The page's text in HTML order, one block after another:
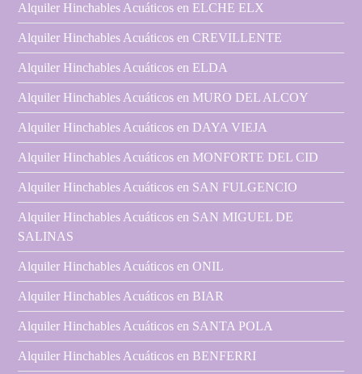
Alquiler Hinchables Acuáticos en ELCHE ELX
Alquiler Hinchables Acuáticos en CREVILLENTE
Alquiler Hinchables Acuáticos en ELDA
Alquiler Hinchables Acuáticos en MURO DEL ALCOY
Alquiler Hinchables Acuáticos en DAYA VIEJA
Alquiler Hinchables Acuáticos en MONFORTE DEL CID
Alquiler Hinchables Acuáticos en SAN FULGENCIO
Alquiler Hinchables Acuáticos en SAN MIGUEL DE
SALINAS
Alquiler Hinchables Acuáticos en ONIL
Alquiler Hinchables Acuáticos en BIAR
Alquiler Hinchables Acuáticos en SANTA POLA
Alquiler Hinchables Acuáticos en BENFERRI